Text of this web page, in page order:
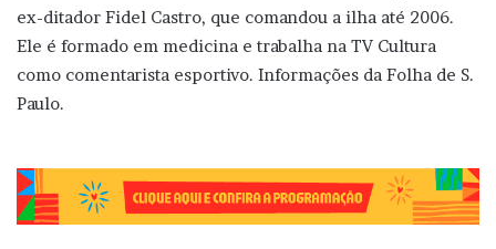
ex-ditador Fidel Castro, que comandou a ilha até 2006.
Ele é formado em medicina e trabalha na TV Cultura
como comentarista esportivo. Informações da Folha de S.
Paulo.